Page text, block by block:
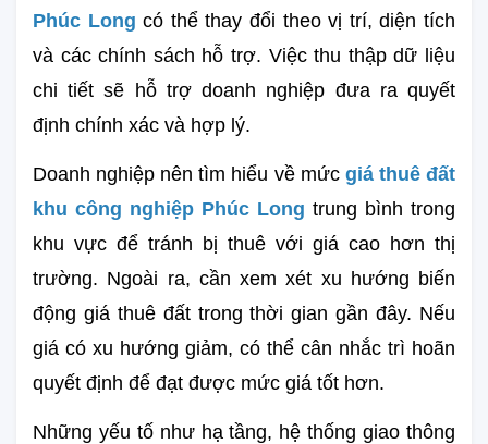
Phúc Long có thể thay đổi theo vị trí, diện tích
và các chính sách hỗ trợ. Việc thu thập dữ liệu
chi tiết sẽ hỗ trợ doanh nghiệp đưa ra quyết
định chính xác và hợp lý.
Doanh nghiệp nên tìm hiểu về mức giá thuê đất
khu công nghiệp Phúc Long trung bình trong
khu vực để tránh bị thuê với giá cao hơn thị
trường. Ngoài ra, cần xem xét xu hướng biến
động giá thuê đất trong thời gian gần đây. Nếu
giá có xu hướng giảm, có thể cân nhắc trì hoãn
quyết định để đạt được mức giá tốt hơn.
Những yếu tố như hạ tầng, hệ thống giao thông